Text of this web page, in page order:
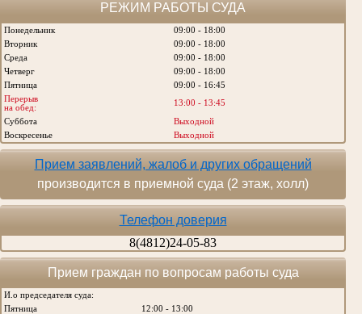
РЕЖИМ РАБОТЫ СУДА
Понедельник
09:00 - 18:00
Вторник
09:00 - 18:00
Среда
09:00 - 18:00
Четверг
09:00 - 18:00
Пятница
09:00 - 16:45
Перерыв
на обед:
13:00 - 13:45
Суббота
Выходной
Воскресенье
Выходной
Прием заявлений, жалоб и других обращений
производится в приемной суда (2 этаж, холл)
Телефон доверия
8(4812)24-05-83
Прием граждан по вопросам работы суда
И.о председателя суда:
Пятница
12:00 - 13:00